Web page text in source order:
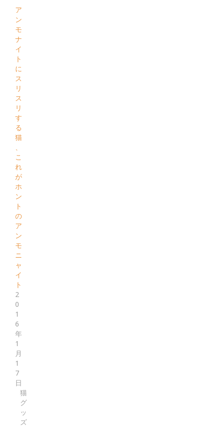
ア
ン
モ
ナ
イ
ト
に
ス
リ
ス
リ
す
る
猫
こ
れ
が
ホ
ン
ト
の
ア
ン
モ
ニ
ャ
イ
ト
2
0
1
6
年
1
月
1
7
日
猫
グ
ッ
ズ